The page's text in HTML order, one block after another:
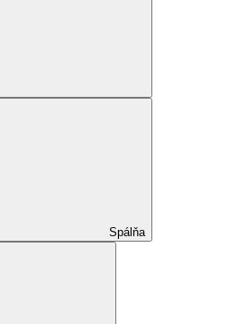
Spálňa